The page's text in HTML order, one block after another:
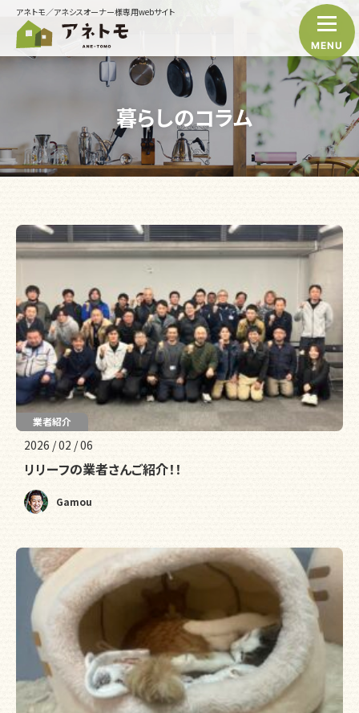
アネトモ／アネシスオーナー様専用webサイト
MENU
暮らしのコラム
業者紹介
2026 / 02 / 06
リリーフの業者さんご紹介！！
Gamou